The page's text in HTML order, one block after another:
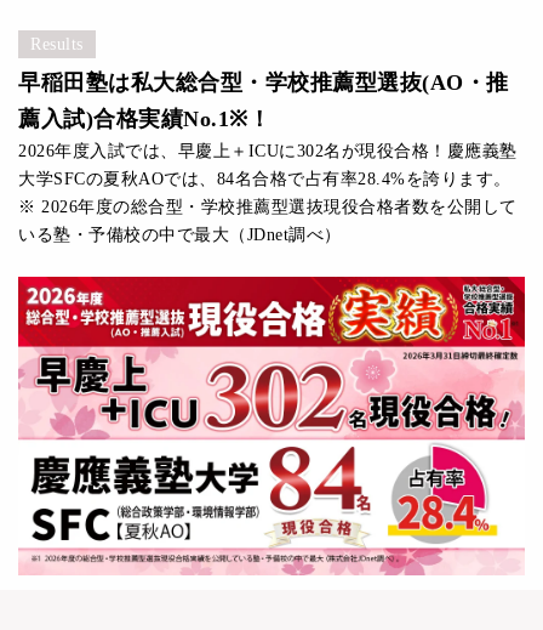
Results
早稲田塾は私大総合型・学校推薦型選抜(AO・推
薦入試)合格実績No.1※！
2026年度入試では、早慶上＋ICUに302名が現役合格！慶應義塾
大学SFCの夏秋AOでは、84名合格で占有率28.4%を誇ります。
※ 2026年度の総合型・学校推薦型選抜現役合格者数を公開して
いる塾・予備校の中で最大（JDnet調べ）